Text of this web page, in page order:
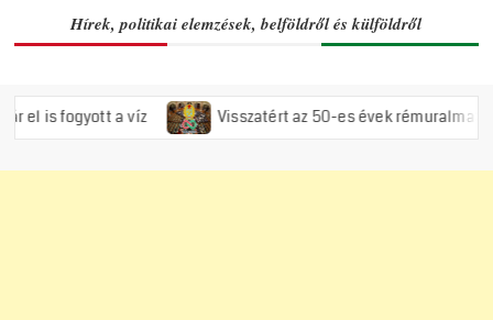
Hírek, politikai elemzések, belföldről és külföldről
a víz Visszatért az 50-es évek rémuralma: